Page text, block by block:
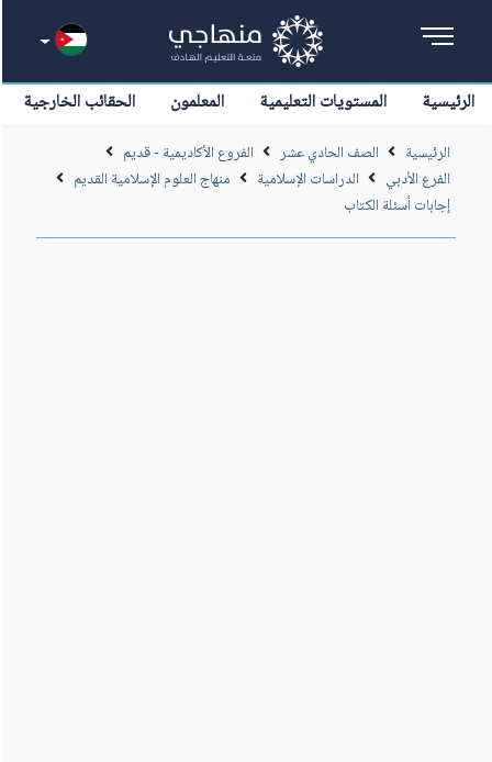
الرئيسية المستويات التعليمية المعلمون الحقائب الخارجية
الرئيسية الصف الحادي عشر
الفروع الأكاديمية - قديم
الفرع الأدبي
الدراسات الإسلامية
منهاج العلوم الإسلامية القديم
إجابات أسئلة الكتاب